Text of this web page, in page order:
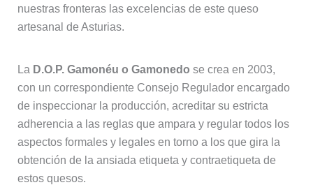
nuestras fronteras las excelencias de este queso
artesanal de Asturias.
La D.O.P. Gamonéu o Gamonedo se crea en 2003,
con un correspondiente Consejo Regulador encargado
de inspeccionar la producción, acreditar su estricta
adherencia a las reglas que ampara y regular todos los
aspectos formales y legales en torno a los que gira la
obtención de la ansiada etiqueta y contraetiqueta de
estos quesos.